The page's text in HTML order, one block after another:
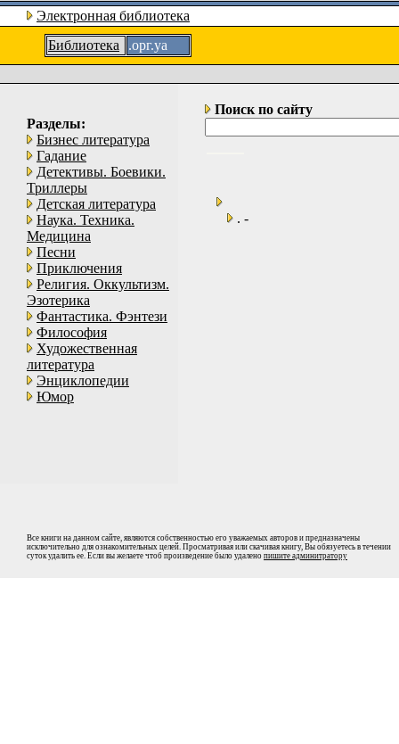
Электронная библиотека
Библиотека
.орг.уа
Разделы:
Бизнес литература
Гадание
Детективы. Боевики.
Триллеры
Детская литература
Наука. Техника.
Медицина
Песни
Приключения
Религия. Оккультизм.
Эзотерика
Фантастика. Фэнтези
Философия
Художественная
литература
Энциклопедии
Юмор
Поиск по сайту
. -
Все книги на данном сайте, являются собственностью его уважаемых авторов и предназначены
исключительно для ознакомительных целей. Просматривая или скачивая книгу, Вы обязуетесь в течении
суток удалить ее. Если вы желаете чтоб произведение было удалено пишите админитратору